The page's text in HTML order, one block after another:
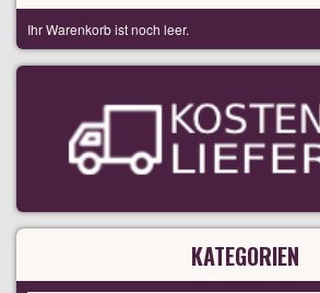
Ihr Warenkorb ist noch leer.
KATEGORIEN